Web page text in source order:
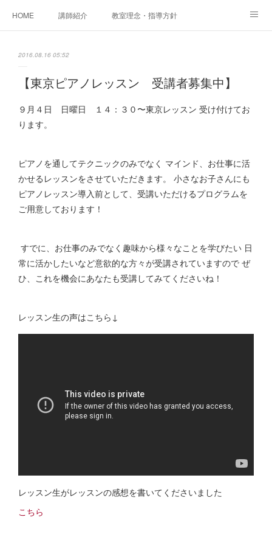
HOME 講師紹介 教室理念・指導方針
ご相談・体験レッスンお申し込み
アクセス 演奏スケジュール
2016.08.16 05:52
【東京ピアノレッスン 受講者募集中】
９月４日 日曜日 １４：３０〜東京レッスン 受け付けてお
ります。
ピアノを通してテクニックのみでなく マインド、お仕事に活
かせるレッスンをさせていただきます。 小さなお子さんにも
ピアノレッスン導入前として、受講いただけるプログラムを
ご用意しております！
すでに、お仕事のみでなく趣味から様々なことを学びたい 日
常に活かしたいなど意欲的な方々が受講されていますので ぜ
ひ、これを機会にあなたも受講してみてくださいね！
レッスン生の声はこちら↓
レッスン生がレッスンの感想を書いてくださいました
こちら